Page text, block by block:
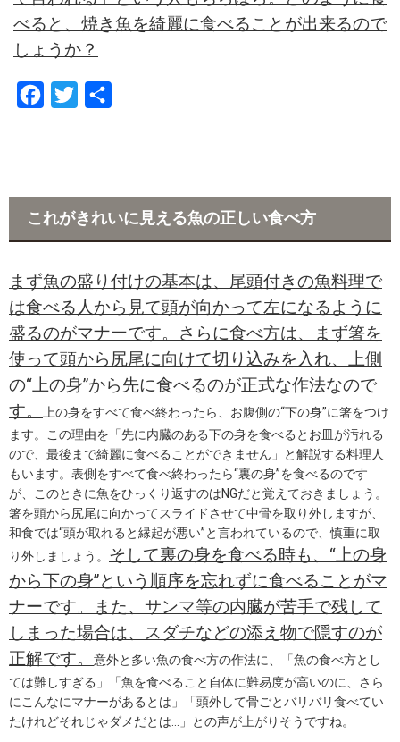
べると、焼き魚を綺麗に食べることが出来るので
しょうか？
b
o
k
t
e
これがきれいに見える魚の正しい食べ方
まず魚の盛り付けの基本は、尾頭付きの魚料理で
は食べる人から見て頭が向かって左になるように
盛るのがマナーです。さらに食べ方は、まず箸を
使って頭から尻尾に向けて切り込みを入れ、上側
の“上の身”から先に食べるのが正式な作法なので
す。
上の身をすべて食べ終わったら、お腹側の“下の身”に箸をつけ
ます。この理由を「先に内臓のある下の身を食べるとお皿が汚れる
ので、最後まで綺麗に食べることができません」と解説する料理人
もいます。表側をすべて食べ終わったら“裏の身”を食べるのです
が、このときに魚をひっくり返すのはNGだと覚えておきましょう。
箸を頭から尻尾に向かってスライドさせて中骨を取り外しますが、
和食では“頭が取れると縁起が悪い”と言われているので、慎重に取
り外しましょう。 そして裏の身を食べる時も、“上の身
から下の身”という順序を忘れずに食べることがマ
ナーです。また、サンマ等の内臓が苦手で残して
しまった場合は、スダチなどの添え物で隠すのが
正解です。
意外と多い魚の食べ方の作法に、「魚の食べ方とし
ては難しすぎる」「魚を食べること自体に難易度が高いのに、さら
にこんなにマナーがあるとは」「頭外して骨ごとバリバリ食べてい
たけれどそれじゃダメだとは…」との声が上がりそうですね。